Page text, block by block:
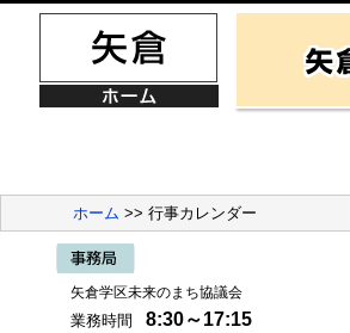
ホーム >> 行事カレンダー
矢倉学区未来のまち協議会
業務時間 8:30～17:15